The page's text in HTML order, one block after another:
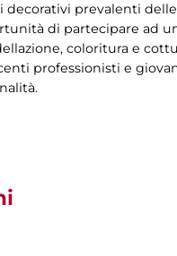
decorativi prevalenti
di partecipare ad
coloritura e
professionisti e